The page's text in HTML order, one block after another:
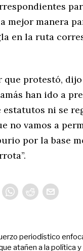
mejor manera
en la ruta
protestó,
han ido a
estatutos ni se
no vamos a
por la base
periodístico
atañen a la política y